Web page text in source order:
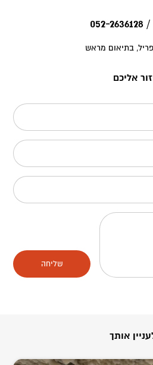
בתיאום מראש
אליכם
שליחה
אותך